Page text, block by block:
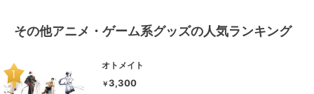
その他アニメ・ゲーム系グッズの人気ランキング
オトメイト
￥3,300